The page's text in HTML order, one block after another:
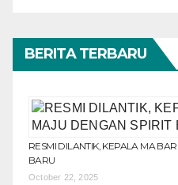
BERITA TERBARU
RESMI DILANTIK, KEPALA MA
BARU
October 22, 2025